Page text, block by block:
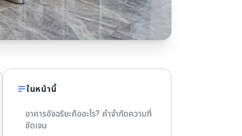
ในหน้านี้
อาคารอัจฉริยะคืออะไร? คำจำกัดความที่
ชัดเจน